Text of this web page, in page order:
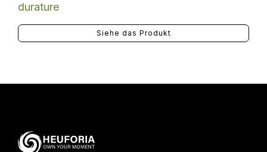
Siehe das Produkt